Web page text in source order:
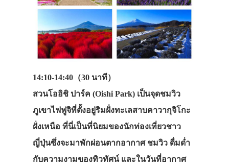
14:10-14:40（30 นาที）
สวนโออิชิ ปาร์ค (Oishi Park) เป็นจุดชมวิว
ภูเขาไฟฟูจิที่ตั้งอยู่ริมฝั่งทะเลสาบคาวากุจิโกะ
ฝั่งเหนือ ที่นี่เป็นที่นิยมของนักท่องเที่ยวชาว
ญี่ปุ่นซึ่งจะมาพักผ่อนตากอากาศ ชมวิว ดื่มด่ำ
กับความงามของทิวทัศน์ และในวันที่อากาศ